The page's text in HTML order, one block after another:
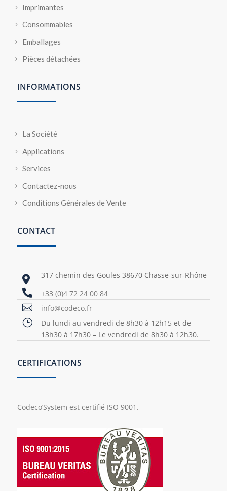
Imprimantes
Consommables
Emballages
Pièces détachées
INFORMATIONS
La Société
Applications
Services
Contactez-nous
Conditions Générales de Vente
CONTACT
 317 chemin des Goules 38670 Chasse-sur-Rhône
 +33 (0)4 72 24 00 84
 info@codeco.fr
}
Du lundi au vendredi de 8h30 à 12h15 et de
13h30 à 17h30 – Le vendredi de 8h30 à 12h30.
CERTIFICATIONS
Codeco’System est certifié ISO 9001.